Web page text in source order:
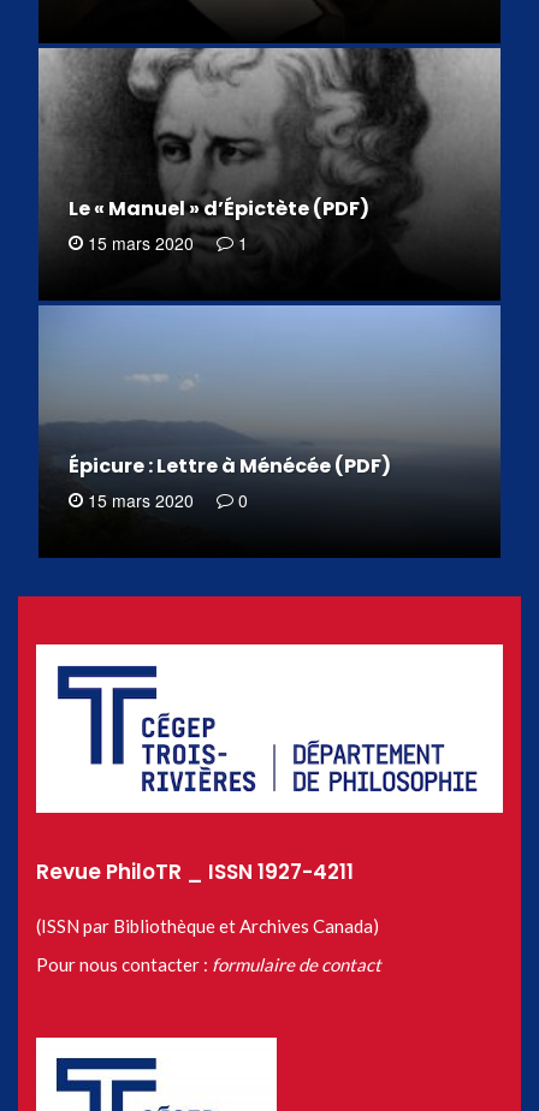
Le « Manuel » d’Épictète (PDF)
15 mars 2020 1
Épicure : Lettre à Ménécée (PDF)
15 mars 2020 0
Revue PhiloTR _ ISSN 1927-4211
(ISSN par Bibliothèque et Archives Canada)
Pour nous contacter : formulaire de contact